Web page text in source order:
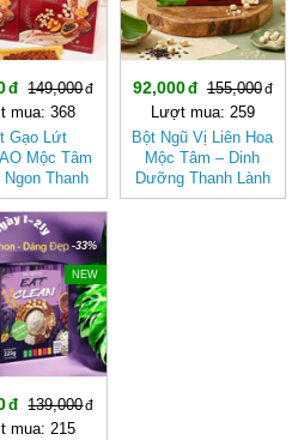
149,000
mua: 368
Gạo Lứt
Mộc Tâm
Thanh
Hợp Ăn
Kiêng
92,000
155,000
Lượt mua: 259
Bột Ngũ Vị Liên Hoa
Mộc Tâm – Dinh
Dưỡng Thanh Lành
Từ Gạo Lứt Và Hạt
-33%
NEW
139,000
mua: 215